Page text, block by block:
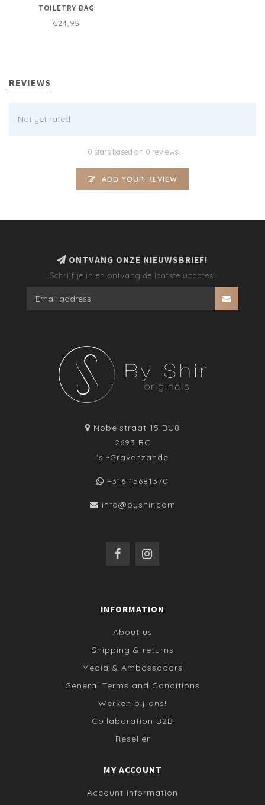
TOILETRY BAG
€24,95
REVIEWS
Not yet rated
0 stars based on 0 reviews
ADD YOUR REVIEW
ONTVANG ONZE NIEUWSBRIEF!
Schrijf je in en ontvang de laatste updates!
Nobelstraat 15 BU8
2693 BC
's -Gravenzande
+316 15681370
info@byshir.com
INFORMATION
About us
Shipping & returns
Media & Ambassadors
General Terms and Conditions
Werken bij ons!
Collaboration B2B
Reseller
MY ACCOUNT
Account information